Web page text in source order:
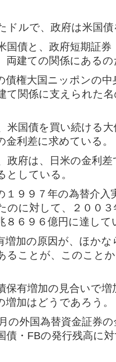
ドルで、政府は米国
国債と、政府短期証券
両建ての関係にあるの
債権大国ニッポンの
て関係に支えられた
米国債を買い続ける
金利差に求めている。
政府は、日米の金利
としている。
１９９７年の為替介入
のに対して、２００
８６９６億円に達し
増加の原因が、ほか
ることが、このこと
保有増加の見合いで
増加はどうであろう。
の外国為替資金証券
債・FBの発行残高に